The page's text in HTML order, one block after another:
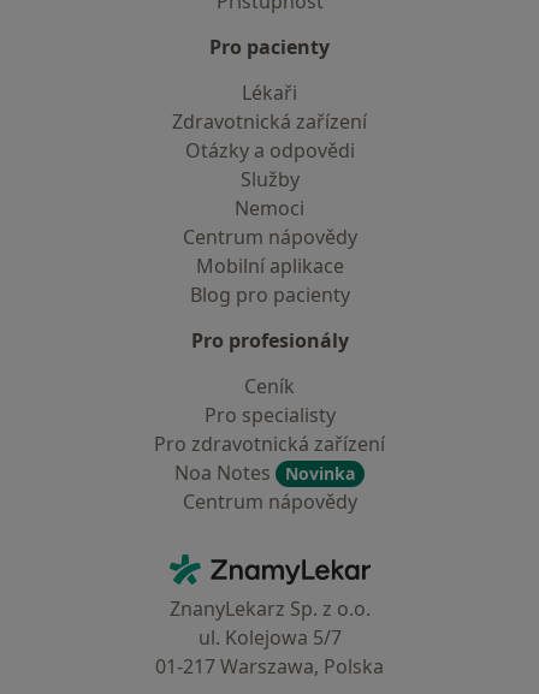
Pro pacienty
Lékaři
Zdravotnická zařízení
Otázky a odpovědi
Služby
Nemoci
Centrum nápovědy
Mobilní aplikace
Blog pro pacienty
Pro profesionály
Ceník
Pro specialisty
Pro zdravotnická zařízení
Noa Notes
Novinka
Centrum nápovědy
ZnamyLekar - Hlavní stránka
ZnanyLekarz Sp. z o.o.
ul. Kolejowa 5/7
01-217 Warszawa, Polska